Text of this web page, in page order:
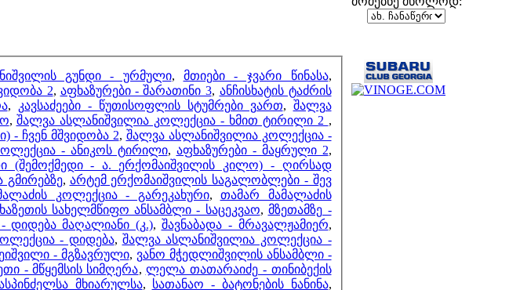
გუნდი - ურმული, მთიები - ჯვარი წინასა,
2, აფხაზურები - შარათინი 3, ანჩისხატის ტაძრის
, კავსაძეები - წუთისოფლის სტუმრები ვართ, შალვა
, შალვა ასლანიშვილია კოლექცია - ხმით ტირილი 2 ,
- ჩვენ მშვიდობა 2, შალვა ასლანიშვილია კოლექცია -
- ანიკოს ტირილი, აფხაზურები - მაყრული 2,
(შემოქმედი - ა. ერქომაიშვილის კილო) - ღირსად
გმირებზე, არტემ ერქომაიშვილის საგალობლები - შევ
კოლექცია - გარეკახური, თამარ მამალაძის
სახელმწიფო ანსამბლი - საცეკვაო, მზეთამზე -
დიდება მაღალიანი (კ.), შავნაბადა - მრავალჟამიერ,
- დიდება, შალვა ასლანიშვილია კოლექცია -
- მგზავრული, ვანო მჭედლიშვილის ანსამბლი -
- მწყემსის სიმღერა, ლელა თათარაიძე - თინიბექის
მხიარულსა, სათანაო - ბატონების ნანინა,